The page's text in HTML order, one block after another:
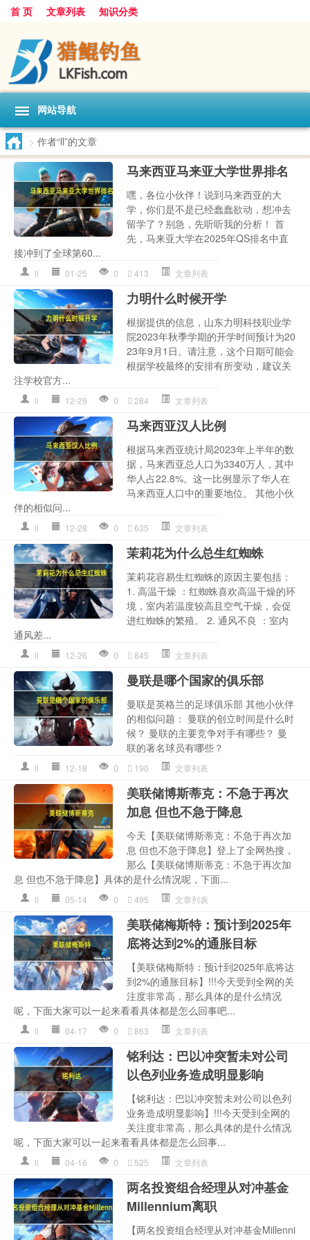
首 页 文章列表 知识分类
网站导航
> 作者“ll”的文章
马来西亚马来亚大学世界排名
嘿，各位小伙伴！说到马来西亚的大
学，你们是不是已经蠢蠢欲动，想冲去
留学了？别急，先听听我的分析！ 首
先，马来亚大学在2025年QS排名中直
接冲到了全球第60...
ll 01-25 0 413 文章列表
力明什么时候开学
根据提供的信息，山东力明科技职业学
院2023年秋季学期的开学时间预计为20
23年9月1日。请注意，这个日期可能会
根据学校最终的安排有所变动，建议关
注学校官方...
ll 12-29 0 284 文章列表
马来西亚汉人比例
根据马来西亚统计局2023年上半年的数
据，马来西亚总人口为3340万人，其中
华人占22.8%。这一比例显示了华人在
马来西亚人口中的重要地位。 其他小伙
伴的相似问...
ll 12-28 0 635 文章列表
茉莉花为什么总生红蜘蛛
茉莉花容易生红蜘蛛的原因主要包括：
1. 高温干燥 ：红蜘蛛喜欢高温干燥的环
境，室内若温度较高且空气干燥，会促
进红蜘蛛的繁殖。 2. 通风不良 ：室内
通风差...
ll 12-26 0 845 文章列表
曼联是哪个国家的俱乐部
曼联是英格兰的足球俱乐部 其他小伙伴
的相似问题： 曼联的创立时间是什么时
候？ 曼联的主要竞争对手有哪些？ 曼
联的著名球员有哪些？
ll 12-18 0 190 文章列表
美联储博斯蒂克：不急于再次
加息 但也不急于降息
今天【美联储博斯蒂克：不急于再次加
息 但也不急于降息】登上了全网热搜，
那么【美联储博斯蒂克：不急于再次加
息 但也不急于降息】具体的是什么情况呢，下面...
ll 05-14 0 495 文章列表
美联储梅斯特：预计到2025年
底将达到2%的通胀目标
【美联储梅斯特：预计到2025年底将达
到2%的通胀目标】!!!今天受到全网的关
注度非常高，那么具体的是什么情况
呢，下面大家可以一起来看看具体都是怎么回事吧...
ll 04-17 0 863 文章列表
铭利达：巴以冲突暂未对公司
以色列业务造成明显影响
【铭利达：巴以冲突暂未对公司以色列
业务造成明显影响】!!!今天受到全网的
关注度非常高，那么具体的是什么情况
呢，下面大家可以一起来看看具体都是怎么回事...
ll 04-16 0 525 文章列表
两名投资组合经理从对冲基金
Millennium离职
【两名投资组合经理从对冲基金Millenni